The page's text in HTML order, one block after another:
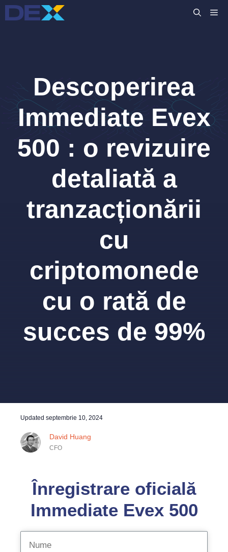
Sari
la
Descoperirea
Immediate Evex
500 : o revizuire
detaliată a
tranzacționării
cu
criptomonede
cu o rată de
succes de 99%
Updated septembrie 10, 2024
David Huang
CFO
Înregistrare oficială
Immediate Evex 500